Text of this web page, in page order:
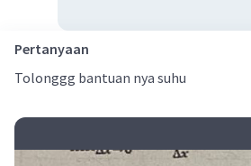
Pertanyaan
Tolonggg bantuan nya suhu